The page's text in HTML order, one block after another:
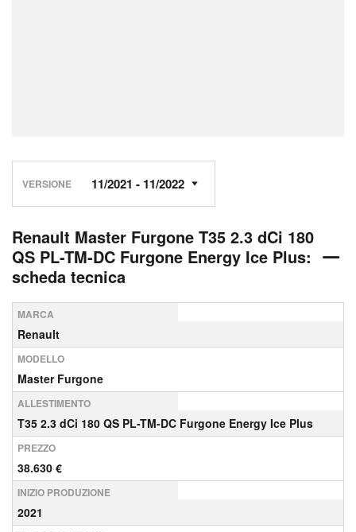
VERSIONE
Renault Master Furgone T35 2.3 dCi 180
QS PL-TM-DC Furgone Energy Ice Plus:
scheda tecnica
MARCA
Renault
MODELLO
Master Furgone
ALLESTIMENTO
T35 2.3 dCi 180 QS PL-TM-DC Furgone Energy Ice Plus
PREZZO
38.630 €
INIZIO PRODUZIONE
2021